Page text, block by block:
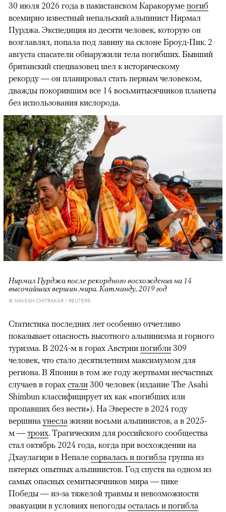
30 июля 2026 года в пакистанском Каракоруме погиб
всемирно известный непальский альпинист Нирмал
Пурджа. Экспедиция из десяти человек, которую он
возглавлял, попала под лавину на склоне Броуд-Пик. 2
августа спасатели обнаружили тела погибших. Бывший
британский спецназовец шел к историческому
рекорду — он планировал стать первым человеком,
дважды покорившим все 14 восьмитысячников планеты
без использования кислорода.
Нирмал Пурджа после рекордного восхождения на 14
высочайших вершин мира. Катманду, 2019 год
© NAVESH CHITRAKAR / REUTERS
Статистика последних лет особенно отчетливо
показывает опасность высотного альпинизма и горного
туризма. В 2024-м в горах Австрии погибли 309
человек, что стало десятилетним максимумом для
региона. В Японии в том же году жертвами несчастных
случаев в горах стали 300 человек (издание The Asahi
Shimbun классифицирует их как «погибших или
пропавших без вести»). На Эвересте в 2024 году
вершина унесла жизни восьми альпинистов, а в 2025-
м — троих. Трагическим для российского сообщества
стал октябрь 2024 года, когда при восхождении на
Дхаулагири в Непале сорвалась и погибла группа из
пятерых опытных альпинистов. Год спустя на одном из
самых опасных семитысячников мира — пике
Победы — из-за тяжелой травмы и невозможности
эвакуации в условиях непогоды осталась и погибла